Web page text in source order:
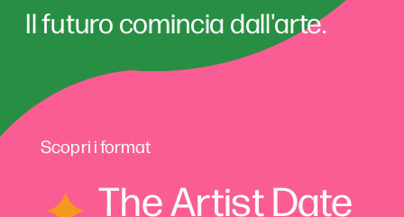
Il futuro comincia dall'arte.
Scopri i format
The Artist Date